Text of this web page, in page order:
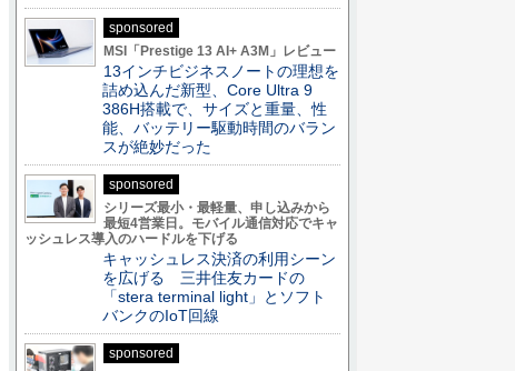
sponsored
MSI「Prestige 13 AI+ A3M」レビュー
13インチビジネスノートの理想を
詰め込んだ新型、Core Ultra 9
386H搭載で、サイズと重量、性
能、バッテリー駆動時間のバラン
スが絶妙だった
sponsored
シリーズ最小・最軽量、申し込みから
最短4営業日。モバイル通信対応でキャ
ッシュレス導入のハードルを下げる
キャッシュレス決済の利用シーン
を広げる 三井住友カードの
「stera terminal light」とソフト
バンクのIoT回線
sponsored